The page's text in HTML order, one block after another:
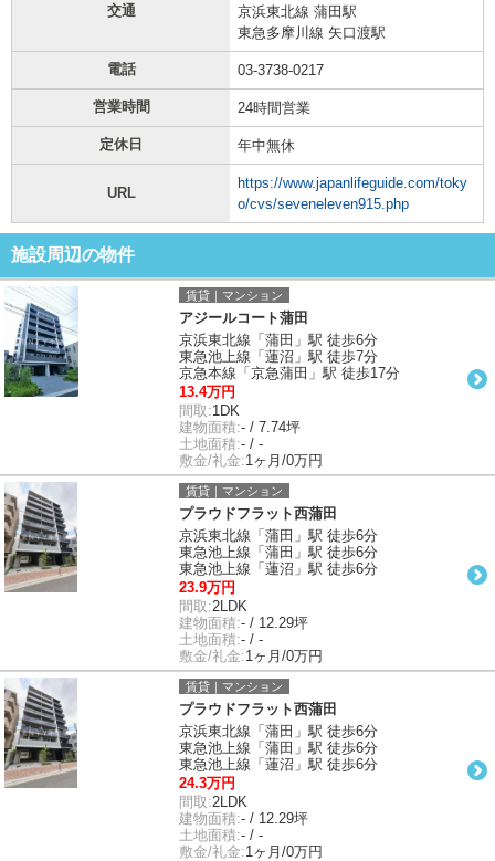
交通
京浜東北線 蒲田駅
東急多摩川線 矢口渡駅
電話 03-3738-0217
営業時間 24時間営業
定休日 年中無休
URL
https://www.japanlifeguide.com/toky
o/cvs/seveneleven915.php
施設周辺の物件
賃貸｜マンション
アジールコート蒲田
京浜東北線「蒲田」駅 徒歩6分
東急池上線「蓮沼」駅 徒歩7分
京急本線「京急蒲田」駅 徒歩17分
13.4万円
間取:1DK
建物面積:- / 7.74坪
土地面積:- / -
敷金/礼金:1ヶ月/0万円
賃貸｜マンション
プラウドフラット西蒲田
京浜東北線「蒲田」駅 徒歩6分
東急池上線「蒲田」駅 徒歩6分
東急池上線「蓮沼」駅 徒歩6分
23.9万円
間取:2LDK
建物面積:- / 12.29坪
土地面積:- / -
敷金/礼金:1ヶ月/0万円
賃貸｜マンション
プラウドフラット西蒲田
京浜東北線「蒲田」駅 徒歩6分
東急池上線「蒲田」駅 徒歩6分
東急池上線「蓮沼」駅 徒歩6分
24.3万円
間取:2LDK
建物面積:- / 12.29坪
土地面積:- / -
敷金/礼金:1ヶ月/0万円